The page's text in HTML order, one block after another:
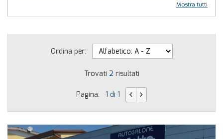
Mostra tutti
Ordina per:
Trovati 2 risultati
Pagina: 1 di 1